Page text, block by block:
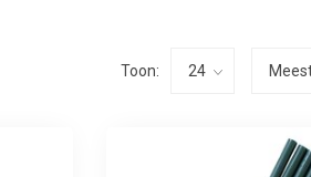
Toon: